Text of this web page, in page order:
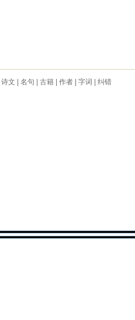
诗文 名句 古籍| 作者| 字词 纠错